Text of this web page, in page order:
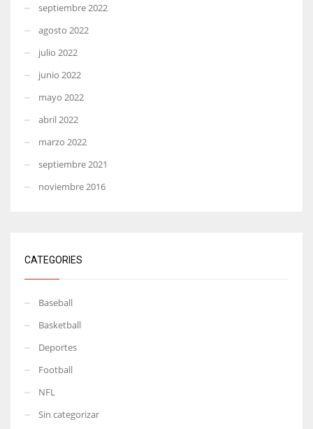
septiembre 2022
agosto 2022
julio 2022
junio 2022
mayo 2022
abril 2022
marzo 2022
septiembre 2021
noviembre 2016
CATEGORIES
Baseball
Basketball
Deportes
Football
NFL
Sin categorizar